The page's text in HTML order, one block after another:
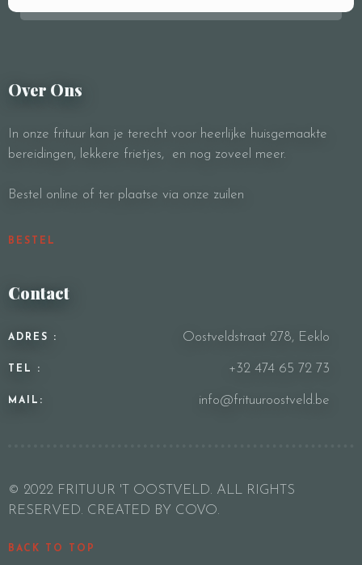
Over Ons
In onze frituur kan je terecht voor heerlijke huisgemaakte
bereidingen, lekkere frietjes, en nog zoveel meer.
Bestel online of ter plaatse via onze zuilen
BESTEL
Contact
ADRES : Oostveldstraat 278, Eeklo
TEL : +32 474 65 72 73
MAIL: info@frituuroostveld.be
© 2022 FRITUUR 'T OOSTVELD. ALL RIGHTS
RESERVED. CREATED BY COVO.
BACK TO TOP